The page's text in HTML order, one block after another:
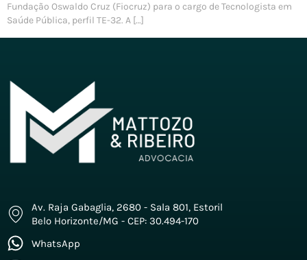
Fundação Oswaldo Cruz (Fiocruz) para o cargo de Tecnologista em
Saúde Pública, perfil TE-32. A […]
Av. Raja Gabaglia, 2680 - Sala 801, Estoril
Belo Horizonte/MG - CEP: 30.494-170
WhatsApp